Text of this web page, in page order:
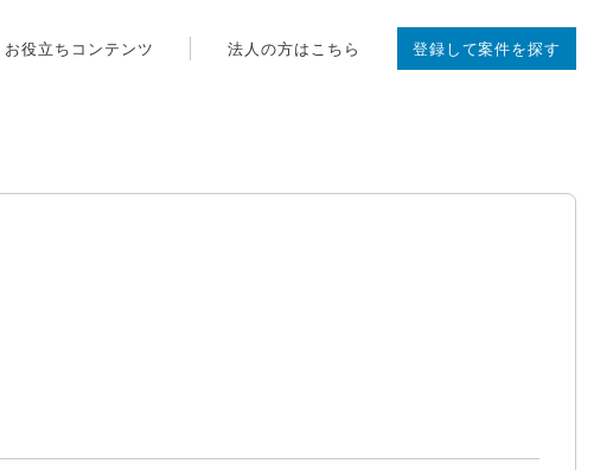
お役立ちコンテンツ 法人の方はこちら 登録して案件を探す